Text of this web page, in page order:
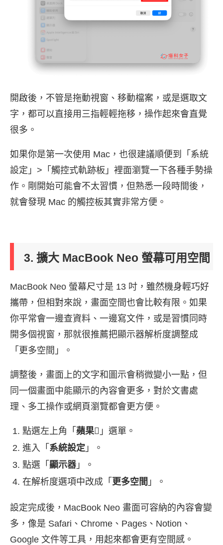
開啟後，不管是拖動視窗、移動檔案，或是選取文
字，都可以直接用三指輕輕拖移，操作起來會直覺
很多。
如果你是第一次使用 Mac，也很建議順便到「系統
設定」>「觸控式軌跡板」裡面瀏覽一下各種手勢操
作。剛開始可能會不太習慣，但熟悉一段時間後，
就會發現 Mac 的觸控板其實非常方便。
3. 擴大 MacBook Neo 螢幕可用空間
MacBook Neo 螢幕尺寸是 13 吋，雖然機身輕巧好
攜帶，但相對來說，畫面空間也會比較有限。如果
你平常會一邊查資料、一邊寫文件，或是習慣同時
開多個視窗，那就很推薦把顯示器解析度調整成
「更多空間」。
調整後，畫面上的文字和圖示會稍微變小一點，但
同一個畫面中能顯示的內容會更多，對於文書處
理、多工操作或網頁瀏覽都會更方便。
點選左上角「 蘋果 」選單。
進入「 系統設定 」。
點選「 顯示器 」。
在解析度選項中改成「 更多空間 」。
設定完成後，MacBook Neo 畫面可容納的內容會變
多，像是 Safari、Chrome、Pages、Notion、
Google 文件等工具，用起來都會更有空間感。